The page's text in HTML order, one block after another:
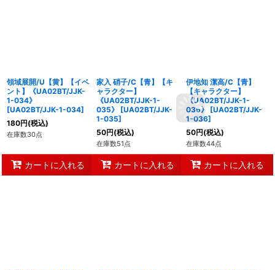
領域展開/U【黄】【イベ
ント】《UA02BT/JJK-
1-034》
[UA02BT/JJK-1-034]
180円(税込)
在庫数30点
カートに入れる
家入 硝子/C【青】【キ
ャラクター】
《UA02BT/JJK-1-
035》
[UA02BT/JJK-
1-035]
50円(税込)
在庫数51点
カートに入れる
伊地知 潔高/C【青】
【キャラクター】
《UA02BT/JJK-1-
036》
[UA02BT/JJK-
1-036]
50円(税込)
在庫数44点
カートに入れる